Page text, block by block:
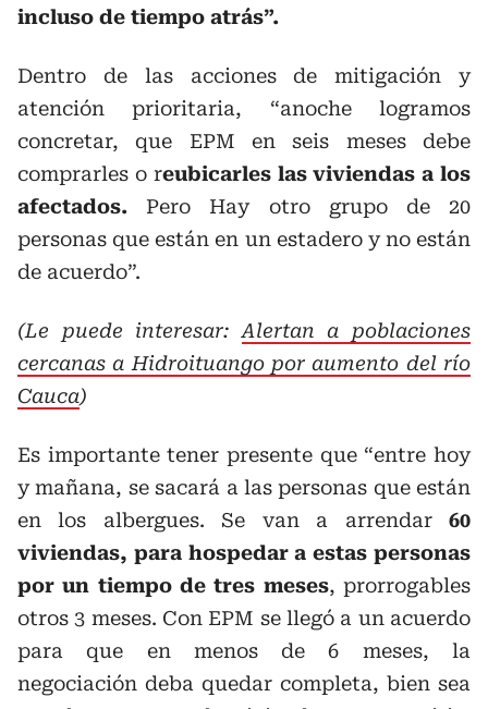
incluso de tiempo atrás”.
Dentro de las acciones de mitigación y
atención prioritaria, “anoche logramos
concretar, que EPM en seis meses debe
comprarles o reubicarles las viviendas a los
afectados. Pero Hay otro grupo de 20
personas que están en un estadero y no están
de acuerdo”.
(Le puede interesar: Alertan a poblaciones
cercanas a Hidroituango por aumento del río
Cauca)
Es importante tener presente que “entre hoy
y mañana, se sacará a las personas que están
en los albergues. Se van a arrendar 60
viviendas, para hospedar a estas personas
por un tiempo de tres meses, prorrogables
otros 3 meses. Con EPM se llegó a un acuerdo
para que en menos de 6 meses, la
negociación deba quedar completa, bien sea